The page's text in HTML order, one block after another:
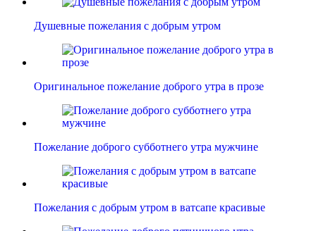
Душевные пожелания с добрым утром
Оригинальное пожелание доброго утра в прозе
Пожелание доброго субботнего утра мужчине
Пожелания с добрым утром в ватсапе красивые